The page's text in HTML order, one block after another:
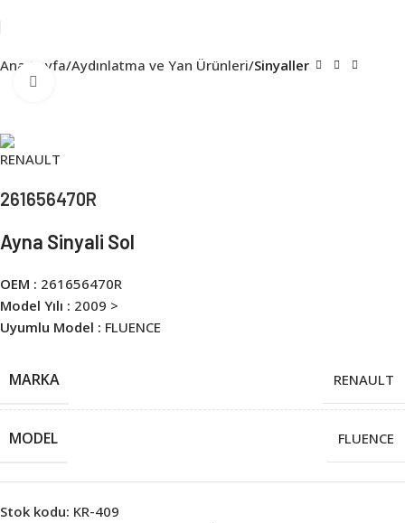
Ana Sayfa Aydınlatma ve Yan Ürünleri Sinyaller
261656470R
Ayna Sinyali Sol
OEM : 261656470R
Model Yılı : 2009 >
Uyumlu Model : FLUENCE
MARKA RENAULT
MODEL FLUENCE
Stok kodu: KR-409